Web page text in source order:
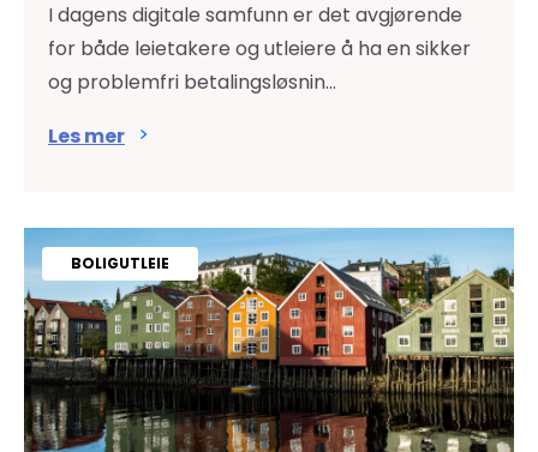
I dagens digitale samfunn er det avgjørende
for både leietakere og utleiere å ha en sikker
og problemfri betalingsløsnin...
Les mer
BOLIGUTLEIE